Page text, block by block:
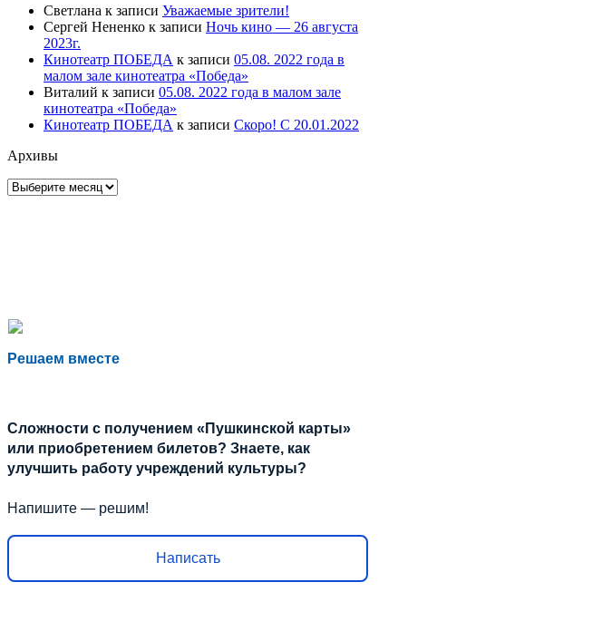
Светлана к записи Уважаемые зрители!
Сергей Нененко к записи Ночь кино — 26 августа
2023г.
Кинотеатр ПОБЕДА к записи 05.08. 2022 года в
малом зале кинотеатра «Победа»
Виталий к записи 05.08. 2022 года в малом зале
кинотеатра «Победа»
Кинотеатр ПОБЕДА к записи Скоро! С 20.01.2022
Архивы
Архивы
Решаем вместе
Сложности с получением «Пушкинской карты»
или приобретением билетов? Знаете, как
улучшить работу учреждений культуры?
Напишите — решим!
Написать